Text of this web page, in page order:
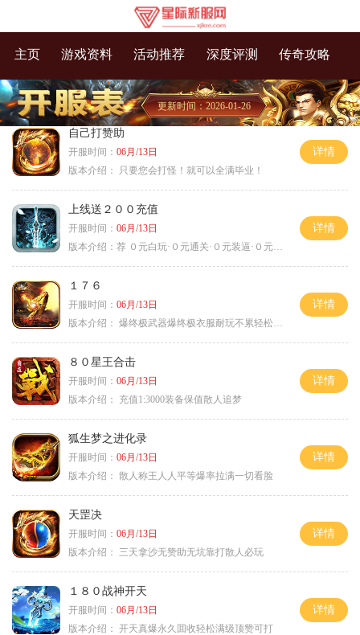
主页 游戏资料 活动推荐 深度评测 传奇攻略
更新时间：2026-01-26
自己打赞助
开服时间： 06月/13日
版本介绍：
只要您会打怪！就可以全满毕业！
详情
上线送２００充值
开服时间： 06月/13日
版本介绍： 荐 ０元白玩·０元通关·０元装逼·０元满赞
详情
１７６
开服时间： 06月/13日
版本介绍： 爆终极武器爆终极衣服耐玩不累轻松满级
详情
８０星王合击
开服时间： 06月/13日
版本介绍：
充值1:3000装备保值散人追梦
详情
狐生梦之进化录
开服时间： 06月/13日
版本介绍： 散人称王人人平等爆率拉满一切看脸
详情
天罡决
开服时间： 06月/13日
版本介绍：
三天拿沙无赞助无坑靠打散人必玩
详情
１８０战神开天
开服时间： 06月/13日
版本介绍： 开天真爆永久囬收轻松满级顶赞可打
详情